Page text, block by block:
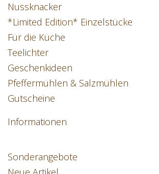
Nussknacker
*Limited Edition* Einzelstücke
Für die Küche
Teelichter
Geschenkideen
Pfeffermühlen & Salzmühlen
Gutscheine
Informationen
Sonderangebote